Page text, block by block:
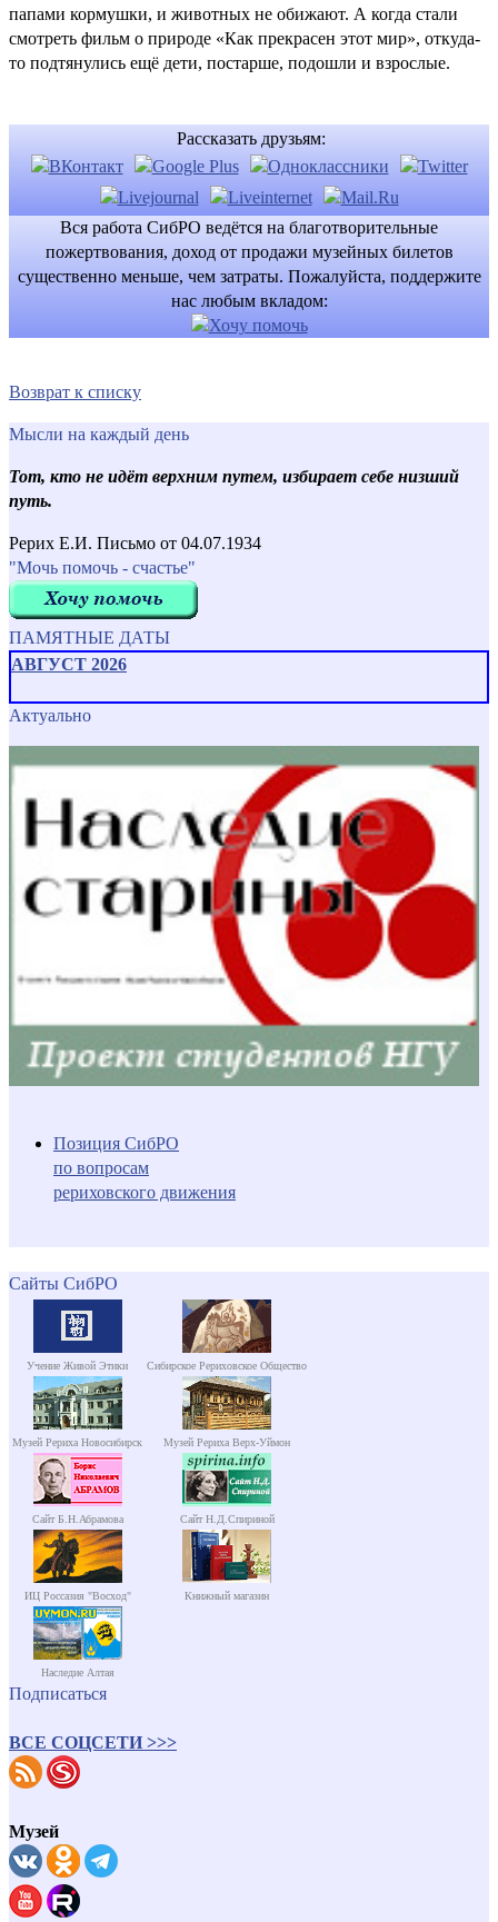
папами кормушки, и животных не обижают. А когда стали
смотреть фильм о природе «Как прекрасен этот мир», откуда-
то подтянулись ещё дети, постарше, подошли и взрослые.
Рассказать друзьям:
Вся работа СибРО ведётся на благотворительные
пожертвования, доход от продажи музейных билетов
существенно меньше, чем затраты. Пожалуйста, поддержите
нас любым вкладом:
Возврат к списку
Мысли на каждый день
Тот, кто не идёт верхним путем, избирает себе низший
путь.
Рерих Е.И. Письмо от 04.07.1934
"Мочь помочь - счастье"
ПАМЯТНЫЕ ДАТЫ
АВГУСТ 2026
Актуально
Позиция СибРО
по вопросам
рериховского движения
Сайты СибРО
Учение Живой Этики Сибирское Рериховское Общество
Музей Рериха Новосибирск Музей Рериха Верх-Уймон
Сайт Б.Н.Абрамова Сайт Н.Д.Спириной
ИЦ Россазия "Восход" Книжный магазин
Наследие Алтая
Подписаться
ВСЕ СОЦСЕТИ >>>
Музей